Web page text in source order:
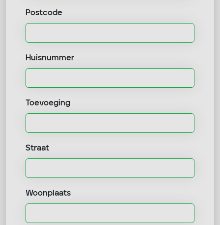
Postcode
Huisnummer
Toevoeging
Straat
Woonplaats